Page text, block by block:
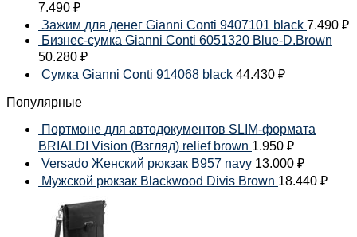
7.490 ₽
Зажим для денег Gianni Conti 9407101 black 7.490 ₽
Бизнес-сумка Gianni Conti 6051320 Blue-D.Brown
50.280 ₽
Сумка Gianni Conti 914068 black 44.430 ₽
Популярные
Портмоне для автодокументов SLIM-формата
BRIALDI Vision (Взгляд) relief brown 1.950 ₽
Versado Женский рюкзак B957 navy 13.000 ₽
Мужской рюкзак Blackwood Divis Brown 18.440 ₽